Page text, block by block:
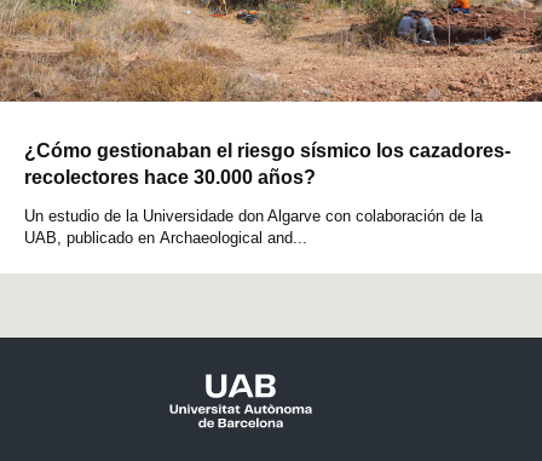
¿Cómo gestionaban el riesgo sísmico los cazadores-
recolectores hace 30.000 años?
Un estudio de la Universidade don Algarve con colaboración de la
UAB, publicado en Archaeological and...